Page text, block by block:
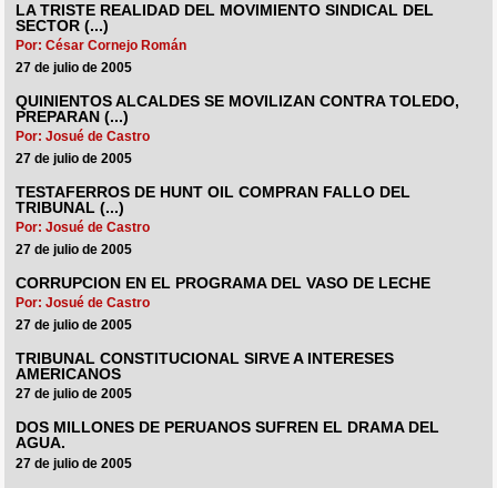
LA TRISTE REALIDAD DEL MOVIMIENTO SINDICAL DEL
SECTOR (...)
Por: César Cornejo Román
27 de julio de 2005
QUINIENTOS ALCALDES SE MOVILIZAN CONTRA TOLEDO,
PREPARAN (...)
Por: Josué de Castro
27 de julio de 2005
TESTAFERROS DE HUNT OIL COMPRAN FALLO DEL
TRIBUNAL (...)
Por: Josué de Castro
27 de julio de 2005
CORRUPCION EN EL PROGRAMA DEL VASO DE LECHE
Por: Josué de Castro
27 de julio de 2005
TRIBUNAL CONSTITUCIONAL SIRVE A INTERESES
AMERICANOS
27 de julio de 2005
DOS MILLONES DE PERUANOS SUFREN EL DRAMA DEL
AGUA.
27 de julio de 2005